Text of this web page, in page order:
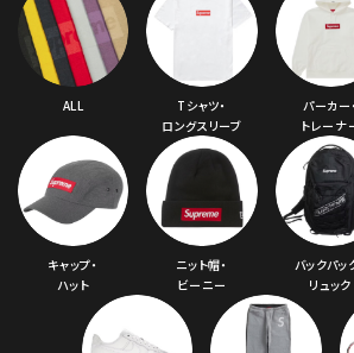
ALL
Tシャツ・
ロングスリーブ
パーカー・
トレーナ
キャップ・
ハット
ニット帽・
ビーニー
バックパッ
リュック